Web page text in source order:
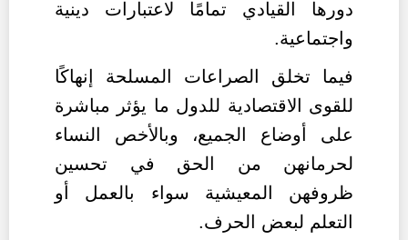
دورها القيادي تمامًا لاعتبارات دينية
واجتماعية.
فيما تخلق الصراعات المسلحة إنهاكًا
للقوى الاقتصادية للدول ما يؤثر مباشرة
على أوضاع الجميع، وبالأخص النساء
لحرمانهن من الحق في تحسين
ظروفهن المعيشية سواء بالعمل أو
التعلم لبعض الحرف.